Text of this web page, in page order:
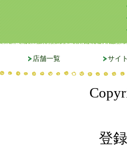
店舗一覧 サイ
登